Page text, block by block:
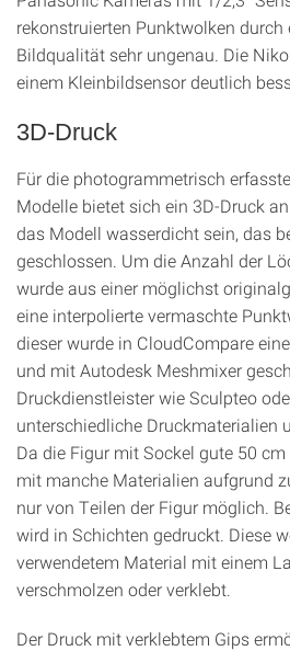
rekonstruierten Punktwolken durch
Bildqualität sehr ungenau. Die
einem Kleinbildsensor deutlich
3D-Druck
Für die photogrammetrisch
Modelle bietet sich ein 3D-Druck
das Modell wasserdicht sein, das
geschlossen. Um die Anzahl der
wurde aus einer möglichst
eine interpolierte vermaschte
dieser wurde in CloudCompare
und mit Autodesk Meshmixer
Druckdienstleister wie Sculpteo
unterschiedliche Druckmaterialien
Da die Figur mit Sockel gute 50
mit manche Materialien aufgrund
nur von Teilen der Figur möglich.
wird in Schichten gedruckt. Diese
verwendetem Material mit einem
verschmolzen oder verklebt.
Der Druck mit verklebtem Gips